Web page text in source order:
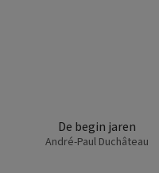
De begin jaren
André-Paul Duchâteau